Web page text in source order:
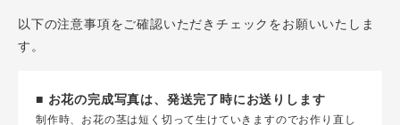
以下の注意事項をご確認いただきチェックをお願いいたしま
す。
■ お花の完成写真は、発送完了時にお送りします
制作時、お花の茎は短く切って生けていきますのでお作り直し